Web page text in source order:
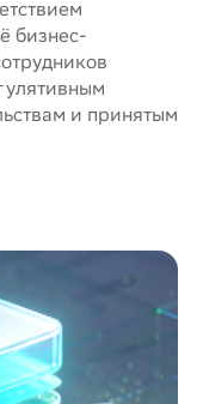
бизнес-
и принятым